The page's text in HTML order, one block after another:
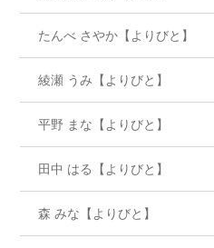
たんべ さやか【よりびと】
綾瀬 うみ【よりびと】
平野 まな【よりびと】
田中 はる【よりびと】
森 みな【よりびと】